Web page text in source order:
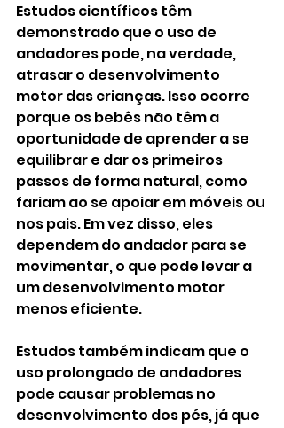
Estudos científicos têm
demonstrado que o uso de
andadores pode, na verdade,
atrasar o desenvolvimento
motor das crianças. Isso ocorre
porque os bebês não têm a
oportunidade de aprender a se
equilibrar e dar os primeiros
passos de forma natural, como
fariam ao se apoiar em móveis ou
nos pais. Em vez disso, eles
dependem do andador para se
movimentar, o que pode levar a
um desenvolvimento motor
menos eficiente.
Estudos também indicam que o
uso prolongado de andadores
pode causar problemas no
desenvolvimento dos pés, já que